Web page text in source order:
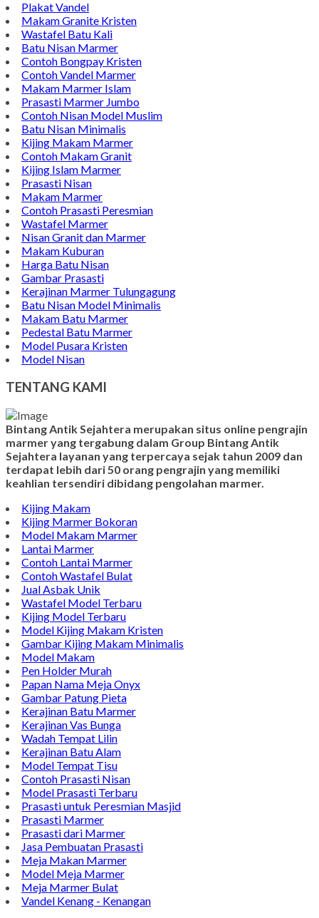
Plakat Vandel
Makam Granite Kristen
Wastafel Batu Kali
Batu Nisan Marmer
Contoh Bongpay Kristen
Contoh Vandel Marmer
Makam Marmer Islam
Prasasti Marmer Jumbo
Contoh Nisan Model Muslim
Batu Nisan Minimalis
Kijing Makam Marmer
Contoh Makam Granit
Kijing Islam Marmer
Prasasti Nisan
Makam Marmer
Contoh Prasasti Peresmian
Wastafel Marmer
Nisan Granit dan Marmer
Makam Kuburan
Harga Batu Nisan
Gambar Prasasti
Kerajinan Marmer Tulungagung
Batu Nisan Model Minimalis
Makam Batu Marmer
Pedestal Batu Marmer
Model Pusara Kristen
Model Nisan
TENTANG KAMI
Bintang Antik Sejahtera merupakan situs online pengrajin
marmer yang tergabung dalam Group Bintang Antik
Sejahtera layanan yang terpercaya sejak tahun 2009 dan
terdapat lebih dari 50 orang pengrajin yang memiliki
keahlian tersendiri dibidang pengolahan marmer.
Kijing Makam
Kijing Marmer Bokoran
Model Makam Marmer
Lantai Marmer
Contoh Lantai Marmer
Contoh Wastafel Bulat
Jual Asbak Unik
Wastafel Model Terbaru
Kijing Model Terbaru
Model Kijing Makam Kristen
Gambar Kijing Makam Minimalis
Model Makam
Pen Holder Murah
Papan Nama Meja Onyx
Gambar Patung Pieta
Kerajinan Batu Marmer
Kerajinan Vas Bunga
Wadah Tempat Lilin
Kerajinan Batu Alam
Model Tempat Tisu
Contoh Prasasti Nisan
Model Prasasti Terbaru
Prasasti untuk Peresmian Masjid
Prasasti Marmer
Prasasti dari Marmer
Jasa Pembuatan Prasasti
Meja Makan Marmer
Model Meja Marmer
Meja Marmer Bulat
Vandel Kenang - Kenangan